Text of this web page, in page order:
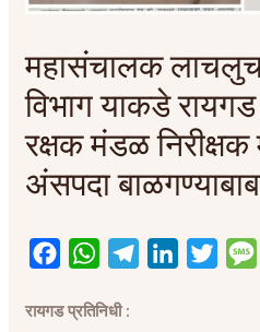
महासंचालक
विभाग याकडे रायगड
रक्षक मंडळ निरीक्षक
अंसपदा
c
W
a
T
रायगड प्रतिनिधी :